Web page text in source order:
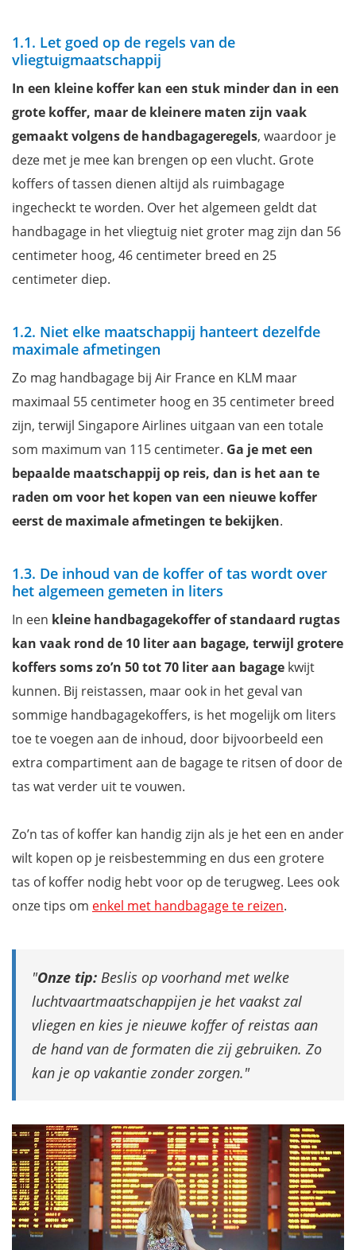
1.1. Let goed op de regels van de
vliegtuigmaatschappij
In een kleine koffer kan een stuk minder dan in een
grote koffer, maar de kleinere maten zijn vaak
gemaakt volgens de handbagageregels, waardoor je
deze met je mee kan brengen op een vlucht. Grote
koffers of tassen dienen altijd als ruimbagage
ingecheckt te worden. Over het algemeen geldt dat
handbagage in het vliegtuig niet groter mag zijn dan 56
centimeter hoog, 46 centimeter breed en 25
centimeter diep.
1.2. Niet elke maatschappij hanteert dezelfde
maximale afmetingen
Zo mag handbagage bij Air France en KLM maar
maximaal 55 centimeter hoog en 35 centimeter breed
zijn, terwijl Singapore Airlines uitgaan van een totale
som maximum van 115 centimeter. Ga je met een
bepaalde maatschappij op reis, dan is het aan te
raden om voor het kopen van een nieuwe koffer
eerst de maximale afmetingen te bekijken.
1.3. De inhoud van de koffer of tas wordt over
het algemeen gemeten in liters
In een kleine handbagagekoffer of standaard rugtas
kan vaak rond de 10 liter aan bagage, terwijl grotere
koffers soms zo’n 50 tot 70 liter aan bagage kwijt
kunnen. Bij reistassen, maar ook in het geval van
sommige handbagagekoffers, is het mogelijk om liters
toe te voegen aan de inhoud, door bijvoorbeeld een
extra compartiment aan de bagage te ritsen of door de
tas wat verder uit te vouwen.
Zo’n tas of koffer kan handig zijn als je het een en ander
wilt kopen op je reisbestemming en dus een grotere
tas of koffer nodig hebt voor op de terugweg. Lees ook
onze tips om enkel met handbagage te reizen.
Onze tip: Beslis op voorhand met welke
luchtvaartmaatschappijen je het vaakst zal
vliegen en kies je nieuwe koffer of reistas aan
de hand van de formaten die zij gebruiken. Zo
kan je op vakantie zonder zorgen.